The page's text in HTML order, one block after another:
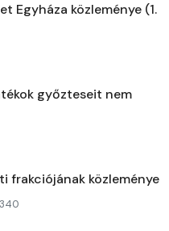
Egyháza közleménye (1.
győzteseit nem
frakciójának közleménye